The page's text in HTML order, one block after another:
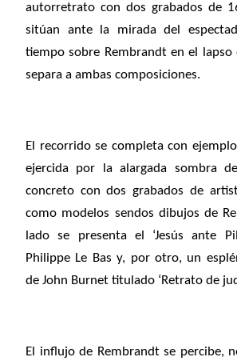
autorretrato con dos grabados de
sitúan ante la mirada del
tiempo sobre Rembrandt en el lapso
separa a ambas composiciones.
El recorrido se completa con
ejercida por la alargada sombra
concreto con dos grabados de
como modelos sendos dibujos de
lado se presenta el ‘Jesús ante
Philippe Le Bas y, por otro, un
de John Burnet titulado ‘Retrato de
El influjo de Rembrandt se percibe,